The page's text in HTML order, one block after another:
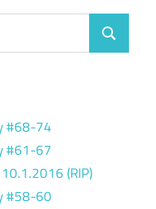
Suchen
#68-74
#61-67
(RIP)
#58-60